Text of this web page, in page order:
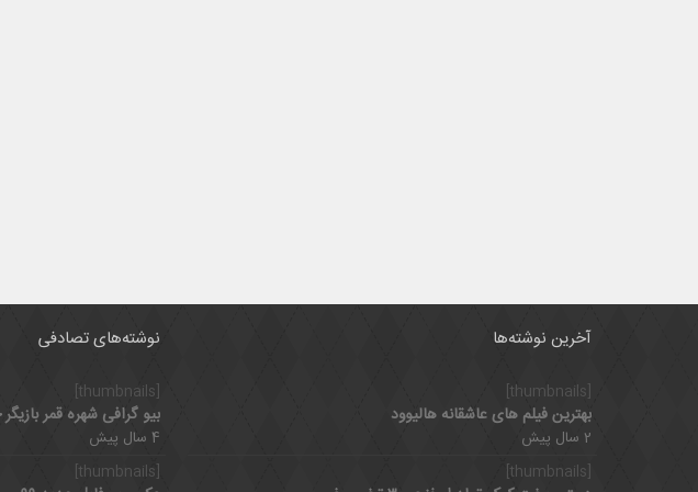
آخرین نوشته‌ها
بهترین فیلم های عاشقانه هالیوود
2 سال پیش
نوشته‌های تصادفی
[thumbnails]
4 سال پیش
[thumbnails]